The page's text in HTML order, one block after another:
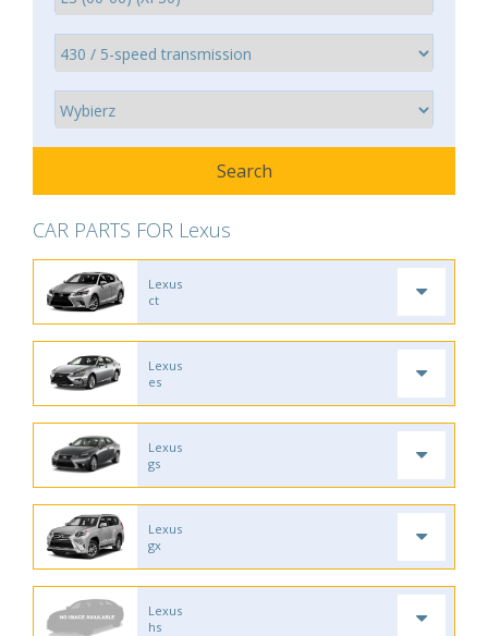
CAR PARTS FOR Lexus
Lexus
ct
Lexus
es
Lexus
gs
Lexus
gx
Lexus
hs